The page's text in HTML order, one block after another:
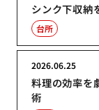
シンク下収納
台所
料理の効率を
術
2026.06.25